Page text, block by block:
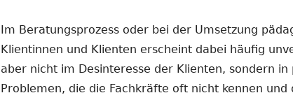
Im Beratungsprozess oder bei der Umsetzung
Klientinnen und Klienten erscheint dabei häufig
aber nicht im Desinteresse der Klienten, sondern
Problemen, die die Fachkräfte oft nicht kennen